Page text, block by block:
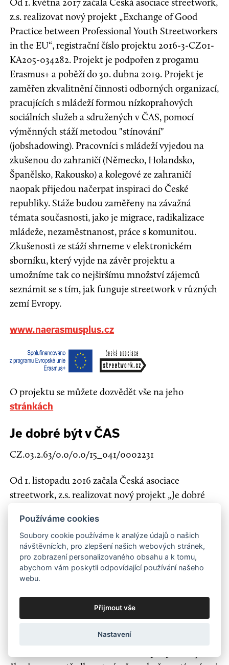
z.s. realizovat nový projekt „Exchange of Good
Practice between Professional Youth Streetworkers
in the EU“, registrační číslo projektu 2016-3-CZ01-
KA205-034282. Projekt je podpořen z progamu
Erasmus+ a poběží do 30. dubna 2019. Projekt je
zaměřen zkvalitnění činnosti odborných organizací,
pracujících s mládeží formou nízkoprahových
sociálních služeb a sdružených v ČAS, pomocí
výměnných stáží metodou "stínování"
(jobshadowing). Pracovníci s mládeží vyjedou na
zkušenou do zahraničí (Německo, Holandsko,
Španělsko, Rakousko) a kolegové ze zahraničí
naopak přijedou načerpat inspiraci do České
republiky. Stáže budou zaměřeny na závažná
témata současnosti, jako je migrace, radikalizace
mládeže, nezaměstnanost, práce s komunitou.
Zkušenosti ze stáží shrneme v elektronickém
sborníku, který vyjde na závěr projektu a
umožníme tak co nejširšímu množství zájemců
seznámit se s tím, jak funguje streetwork v různých
zemí Evropy.
www.naerasmusplus.cz
O projektu se můžete dozvědět vše na jeho
stránkách
Je dobré být v ČAS
CZ.03.2.63/0.0/0.0/15_041/0002231
Od 1. listopadu 2016 začala Česká asociace
streetwork, z.s. realizovat nový projekt „Je dobré
CZ.03.2.63/0.0/0.0/15_041/0002231. Projekt je
podpořen z Operačního programu Zaměstnanost a
poběží do 31. října 2018. Projekt je zaměřen na
zkvalitnění činnosti oborové střešní organizace
České asociace streetwork (ČAS), jejímž hlavním
cílem je podpora kvalitních nízkoprahových
sociálních služeb v ČR. Projekt pomůže nastavit
nízkoprahových sociálních služeb. Projekt rovněž
Používáme cookies
Soubory cookie používáme k analýze údajů o našich
návštěvnících, pro zlepšení našich webových stránek,
pro zobrazení personalizovaného obsahu a k tomu,
abychom vám poskytli odpovídající používání našeho
webu.
Přijmout vše
Nastavení